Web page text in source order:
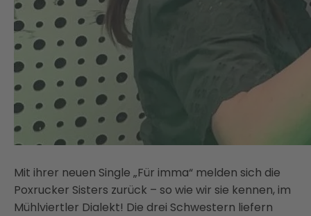
Mit ihrer neuen Single „Für imma“ melden sich die
Poxrucker Sisters zurück – so wie wir sie kennen, im
Mühlviertler Dialekt! Die drei Schwestern liefern